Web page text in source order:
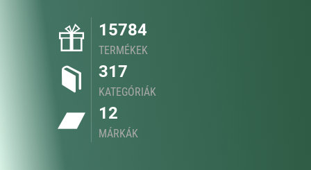
15784
TERMÉKEK
317
KATEGÓRIÁK
12
MÁRKÁK